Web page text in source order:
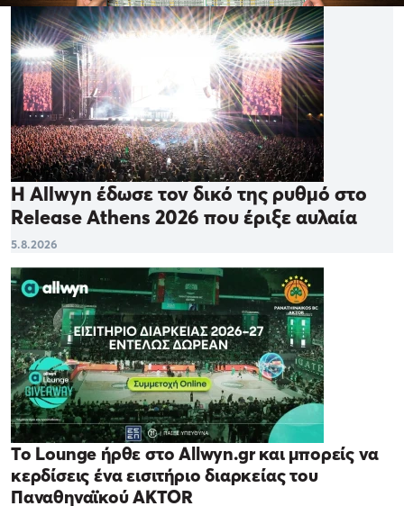
Η Allwyn έδωσε τον δικό της ρυθμό στο
Release Athens 2026 που έριξε αυλαία
5.8.2026
Το Lounge ήρθε στο Allwyn.gr και μπορείς να
κερδίσεις ένα εισιτήριο διαρκείας του
Παναθηναϊκού AKTOR